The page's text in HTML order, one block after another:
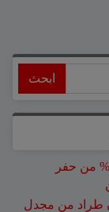
الجيش الإسرائيلي يعلن استكمال نحو 80% من حفر
طراد من مجدل